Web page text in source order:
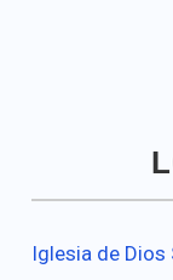
Iglesia de